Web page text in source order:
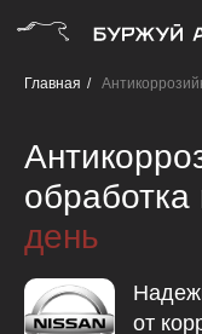
Главная /
от
обработка
день